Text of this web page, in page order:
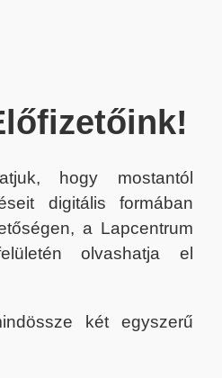
hogy mostantól
digitális formában
a Lapcentrum
olvashatja el
két egyszerű